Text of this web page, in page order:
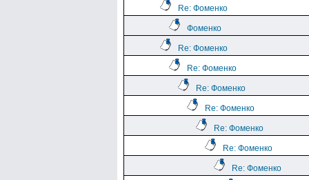
Re: Фоменко
Фоменко
Re: Фоменко
Re: Фоменко
Re: Фоменко
Re: Фоменко
Re: Фоменко
Re: Фоменко
Re: Фоменко